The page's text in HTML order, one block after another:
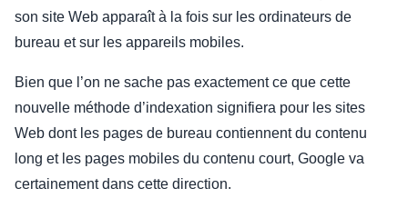
son site Web apparaît à la fois sur les ordinateurs de
bureau et sur les appareils mobiles.
Bien que l’on ne sache pas exactement ce que cette
nouvelle méthode d’indexation signifiera pour les sites
Web dont les pages de bureau contiennent du contenu
long et les pages mobiles du contenu court, Google va
certainement dans cette direction.